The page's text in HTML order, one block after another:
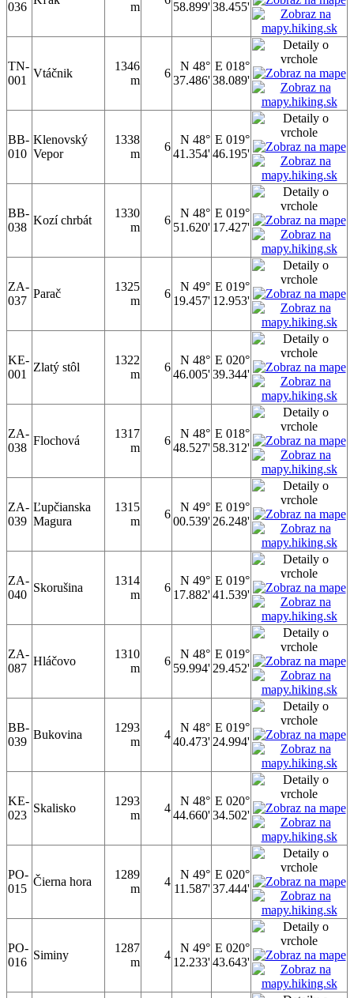
036 m 58.899'38.455'
TN-
001
Vtáčnik
1346
m
6
N 48°
37.486'
E 018°
38.089'
BB-
010
Klenovský
Vepor
1338
m
6
N 48°
41.354'
E 019°
46.195'
BB-
038
Kozí chrbát
1330
m
6
N 48°
51.620'
E 019°
17.427'
ZA-
037
Parač
1325
m
6
N 49°
19.457'
E 019°
12.953'
KE-
001
Zlatý stôl
1322
m
6
N 48°
46.005'
E 020°
39.344'
ZA-
038
Flochová
1317
m
6
N 48°
48.527'
E 018°
58.312'
ZA-
039
Ľupčianska
Magura
1315
m
6
N 49°
00.539'
E 019°
26.248'
ZA-
040
Skorušina
1314
m
6
N 49°
17.882'
E 019°
41.539'
ZA-
087
Hláčovo
1310
m
6
N 48°
59.994'
E 019°
29.452'
BB-
039
Bukovina
1293
m
4
N 48°
40.473'
E 019°
24.994'
KE-
023
Skalisko
1293
m
4
N 48°
44.660'
E 020°
34.502'
PO-
015
Čierna hora
1289
m
4
N 49°
11.587'
E 020°
37.444'
PO-
016
Siminy
1287
m
4
N 49°
12.233'
E 020°
43.643'